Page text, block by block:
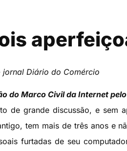
jornal Diário do Comércio
do Marco Civil da Internet
de grande discussão, e sem
tem mais de três anos e
furtadas de seu